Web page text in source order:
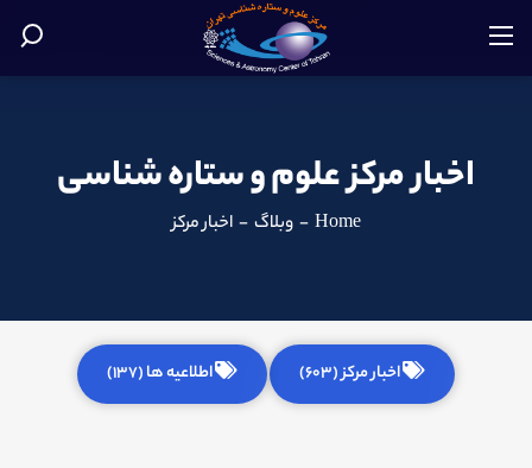
اخبار مرکز علوم و ستاره شناسی
Home
- وبلاگ - اخبار مرکز
اخبار مرکز (603) اطلاعیه ها (137)